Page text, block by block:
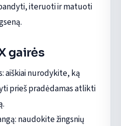
iteruoti ir matuoti
gairės
aiškiai nurodykite, ką
prieš pradėdamas atlikti
naudokite žingsnių